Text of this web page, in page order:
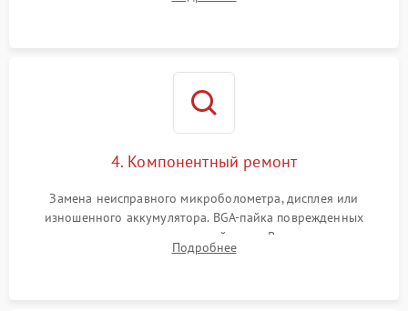
интерфейсов связи. Выявление сгоревших SMD-компонентов
4. Компонентный ремонт
Замена неисправного микроболометра, дисплея или
изношенного аккумулятора. BGA-пайка поврежденных
контроллеров на материнской плате. Восстановление
разъемов и кнопок, замена поврежденных элементов
Подробнее